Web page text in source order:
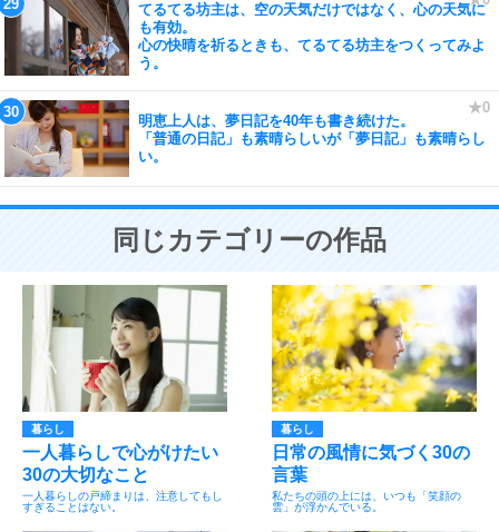
てるてる坊主は、空の天気だけではなく、心の天気に
も有効。
心の快晴を祈るときも、てるてる坊主をつくってみよ
う。
明恵上人は、夢日記を40年も書き続けた。
「普通の日記」も素晴らしいが「夢日記」も素晴らし
い。
同じカテゴリーの作品
暮らし
一人暮らしで心がけたい
30の大切なこと
一人暮らしの戸締まりは、注意してもし
すぎることはない。
暮らし
日常の風情に気づく30の
言葉
私たちの頭の上には、いつも「笑顔の
雲」が浮かんでいる。